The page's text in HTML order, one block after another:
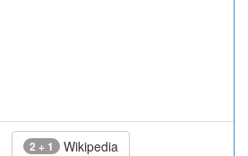
2 + 1 Wikipedia